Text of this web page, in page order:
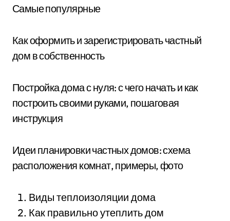
Самые популярные
Как оформить и зарегистрировать частный
дом в собственность
Постройка дома с нуля: с чего начать и как
построить своими руками, пошаговая
инструкция
Идеи планировки частных домов: схема
расположения комнат, примеры, фото
Виды теплоизоляции дома
Как правильно утеплить дом